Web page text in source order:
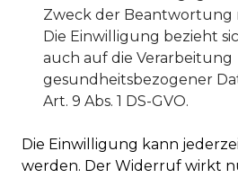
Zweck der Beantwortung
Die Einwilligung bezieht
auch auf die Verarbeitung
gesundheitsbezogener
Art. 9 Abs. 1 DS-GVO.
Die Einwilligung kann
werden. Der Widerruf wirkt